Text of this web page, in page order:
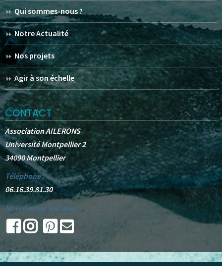
Qui sommes-nous ?
Notre Actualité
Nos projets
Agir à son échelle
CONTACT
Association AILERONS
Université Montpellier 2
34090 Montpellier
Téléphone :
06.16.39.81.30
Nos réseaux sociaux :